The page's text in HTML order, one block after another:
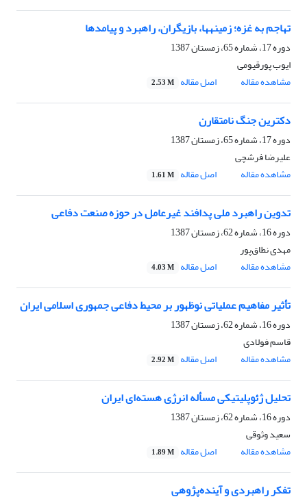
تهاجم به غزه؛ زمینه‏ها، بازیگران، راهبرد و پیامدها
دوره 17، شماره 65، زمستان 1387
ایوب پورقیومی
مشاهده مقاله
اصل مقاله 2.53 M
دکترین جنگ نامتقارن
دوره 17، شماره 65، زمستان 1387
علیرضا فرشچی
مشاهده مقاله
اصل مقاله 1.61 M
تدوین راهبرد ملی پدافند غیرعامل در حوزه صنعت دفاعی
دوره 16، شماره 62، زمستان 1387
مهدی نطاق‌پور
مشاهده مقاله
اصل مقاله 4.03 M
تأثیر مفاهیم عملیاتی نوظهور بر محیط دفاعی جمهوری اسلامی ایران
دوره 16، شماره 62، زمستان 1387
قاسم فولادی
مشاهده مقاله
اصل مقاله 2.92 M
تحلیل ژئوپلیتیکی مسأله انرژی هسته‌ای ایران
دوره 16، شماره 62، زمستان 1387
سعید وثوقی
مشاهده مقاله
اصل مقاله 1.89 M
تفکر راهبردی و آینده‌پژوهی